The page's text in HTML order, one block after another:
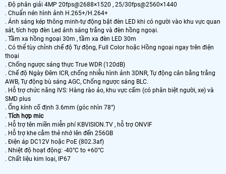
. Độ phân giải 4MP 20fps@2688×1520 , 25/30fps@2560×1440
. Chuẩn nén hình ảnh H.265+/H.264+
. Ánh sáng kép thông minh-tự động bật đèn LED khi có người vào khu vực quan
sát, tích hợp đèn Led ánh sáng trắng và đèn hồng ngoại.
. Tầm xa hồng ngoại 30m , tầm xa đèn LED 30m
. Có thể tùy chỉnh chế độ Tự động, Full Color hoặc Hồng ngoại ngay trên điện
thoại
. Chống ngược sáng thực True WDR (120dB)
. Chế độ Ngày Đêm ICR, chống nhiễu hình ảnh 3DNR, Tự động cân bằng trắng
AWB, Tự động bù sáng AGC, Chống ngược sáng BLC.
. Hỗ trợ chức năng IVS: Hàng rào ảo, khu vực cấm (có phân biệt người, xe) và
SMD plus
. Ống kính cố định 3.6mm (góc nhìn 78°)
. Tích hợp mic
. Hỗ trợ tên miền miễn phí KBVISION.TV , hỗ trợ ONVIF
. Hỗ trợ khe cắm thẻ nhớ lên đến 256GB
. Điện áp DC12V hoặc PoE (802.3af)
. Nhiệt độ hoạt động: -40°C to +60°C
. Chất liệu kim loại, IP67